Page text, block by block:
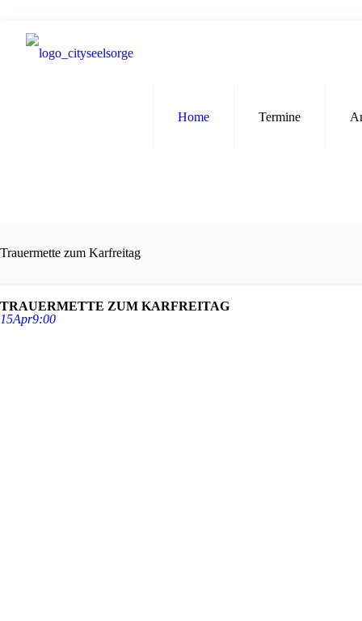
Home Termine
Trauermette zum Karfreitag
TRAUERMETTE ZUM KARFREITAG
15Apr9:00